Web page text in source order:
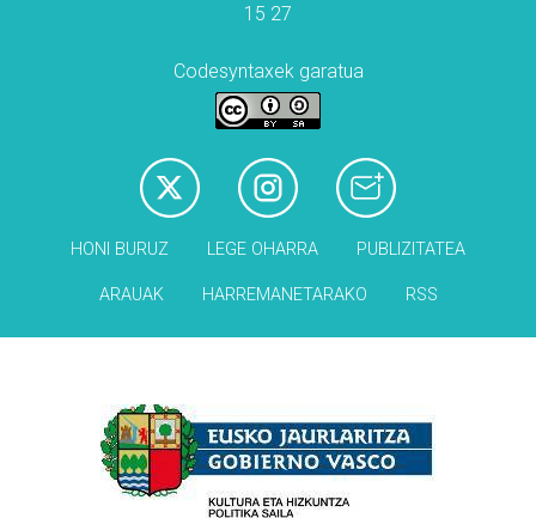
15 27
Codesyntaxek garatua
HONI BURUZ LEGE OHARRA PUBLIZITATEA
ARAUAK HARREMANETARAKO RSS